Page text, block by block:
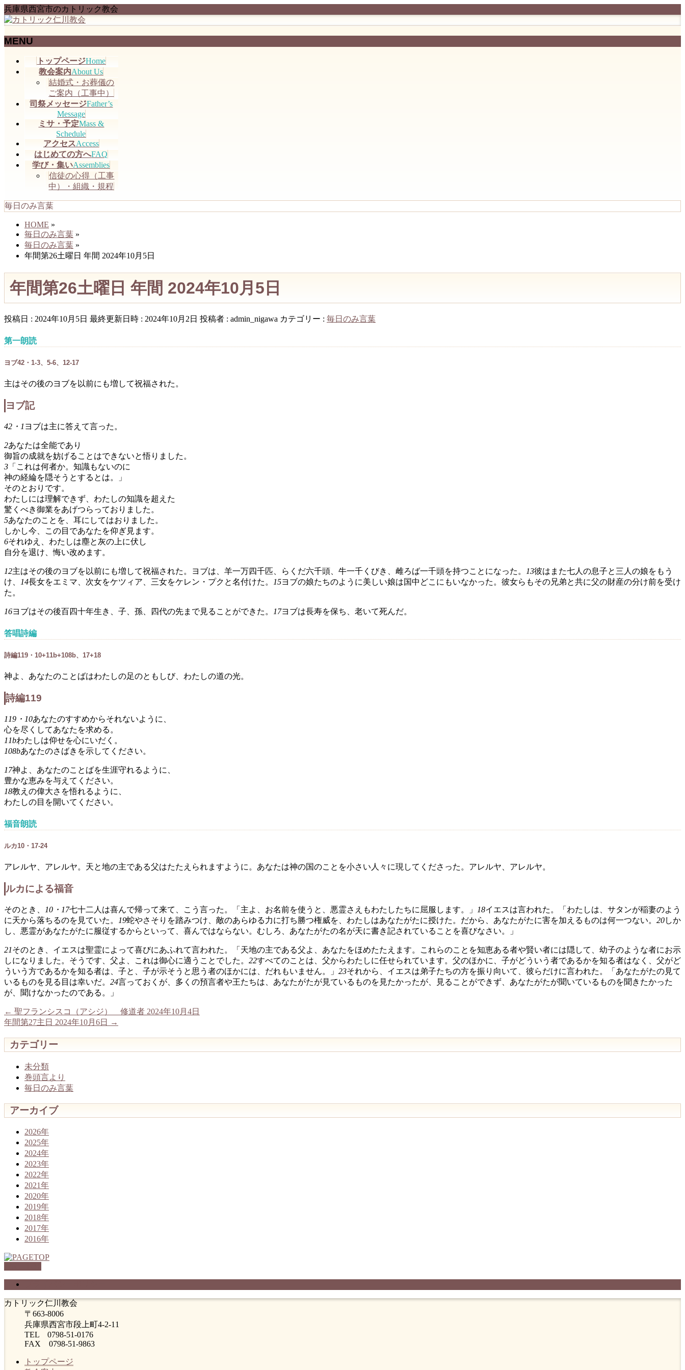
兵庫県西宮市のカトリック教会
MENU
トップページHome
教会案内About Us
結婚式・お葬儀の
ご案内（工事中）
司祭メッセージFather’s
Message
ミサ・予定Mass &
Schedule
アクセスAccess
はじめての方へFAQ
学び・集いAssemblies
信徒の心得（工事
中）・組織・規程
毎日のみ言葉
HOME »
毎日のみ言葉 »
毎日のみ言葉 »
年間第26土曜日 年間 2024年10月5日
年間第26土曜日 年間 2024年10月5日
投稿日 : 2024年10月5日 最終更新日時 : 2024年10月2日 投稿者 : admin_nigawa カテゴリー : 毎日のみ言葉
第一朗読
ヨブ42・1-3、5-6、12-17
主はその後のヨブを以前にも増して祝福された。
ヨブ記
42・1 ヨブは主に答えて言った。
2あなたは全能であり
御旨の成就を妨げることはできないと悟りました。
3 「これは何者か。知識もないのに
神の経綸を隠そうとするとは。」
そのとおりです。
わたしには理解できず、わたしの知識を超えた
驚くべき御業をあげつらっておりました。
5あなたのことを、耳にしてはおりました。
しかし今、この目であなたを仰ぎ見ます。
6それゆえ、わたしは塵と灰の上に伏し
自分を退け、悔い改めます。
12主はその後のヨブを以前にも増して祝福された。ヨブは、羊一万四千匹、らくだ六千頭、牛一千くびき、雌ろば一千頭を持つことになった。 13彼はまた七人の息子と三人の娘をもう
け、
14長女をエミマ、次女をケツィア、三女をケレン・プクと名付けた。 15ヨブの娘たちのように美しい娘は国中どこにもいなかった。彼女らもその兄弟と共に父の財産の分け前を受け
た。
16ヨブはその後百四十年生き、子、孫、四代の先まで見ることができた。 17ヨブは長寿を保ち、老いて死んだ。
答唱詩編
詩編119・10+11b+108b、17+18
神よ、あなたのことばはわたしの足のともしび、わたしの道の光。
詩編119
119・10あなたのすすめからそれないように、
心を尽くしてあなたを求める。
11bわたしは仰せを心にいだく。
108bあなたのさばきを示してください。
17神よ、あなたのことばを生涯守れるように、
豊かな恵みを与えてください。
18教えの偉大さを悟れるように、
わたしの目を開いてください。
福音朗読
ルカ10・17-24
アレルヤ、アレルヤ。天と地の主である父はたたえられますように。あなたは神の国のことを小さい人々に現してくださった。アレルヤ、アレルヤ。
ルカによる福音
そのとき、 10・17七十二人は喜んで帰って来て、こう言った。「主よ、お名前を使うと、悪霊さえもわたしたちに屈服します。」 18イエスは言われた。「わたしは、サタンが稲妻のよう
に天から落ちるのを見ていた。 19蛇やさそりを踏みつけ、敵のあらゆる力に打ち勝つ権威を、わたしはあなたがたに授けた。だから、あなたがたに害を加えるものは何一つない。 20しか
し、悪霊があなたがたに服従するからといって、喜んではならない。むしろ、あなたがたの名が天に書き記されていることを喜びなさい。」
21そのとき、イエスは聖霊によって喜びにあふれて言われた。「天地の主である父よ、あなたをほめたたえます。これらのことを知恵ある者や賢い者には隠して、幼子のような者にお示
しになりました。そうです、父よ、これは御心に適うことでした。 22すべてのことは、父からわたしに任せられています。父のほかに、子がどういう者であるかを知る者はなく、父がど
ういう方であるかを知る者は、子と、子が示そうと思う者のほかには、だれもいません。」 23それから、イエスは弟子たちの方を振り向いて、彼らだけに言われた。「あなたがたの見て
いるものを見る目は幸いだ。 24言っておくが、多くの預言者や王たちは、あなたがたが見ているものを見たかったが、見ることができず、あなたがたが聞いているものを聞きたかった
が、聞けなかったのである。」
← 聖フランシスコ（アシジ） 修道者 2024年10月4日
年間第27主日 2024年10月6日
→
カテゴリー
未分類
巻頭言より
毎日のみ言葉
アーカイブ
2026年
2025年
2024年
2023年
2022年
2021年
2020年
2019年
2018年
2017年
2016年
カトリック仁川教会
〒663-8006
兵庫県西宮市段上町4-2-11
TEL 0798-51-0176
FAX 0798-51-9863
トップページ